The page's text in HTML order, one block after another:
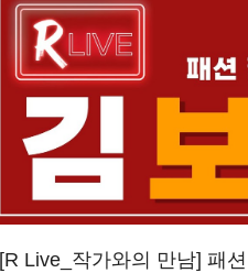
[R Live_작가와의 만남] 패